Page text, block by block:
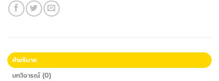
คำอธิบาย
บทวิจารณ์ (0)